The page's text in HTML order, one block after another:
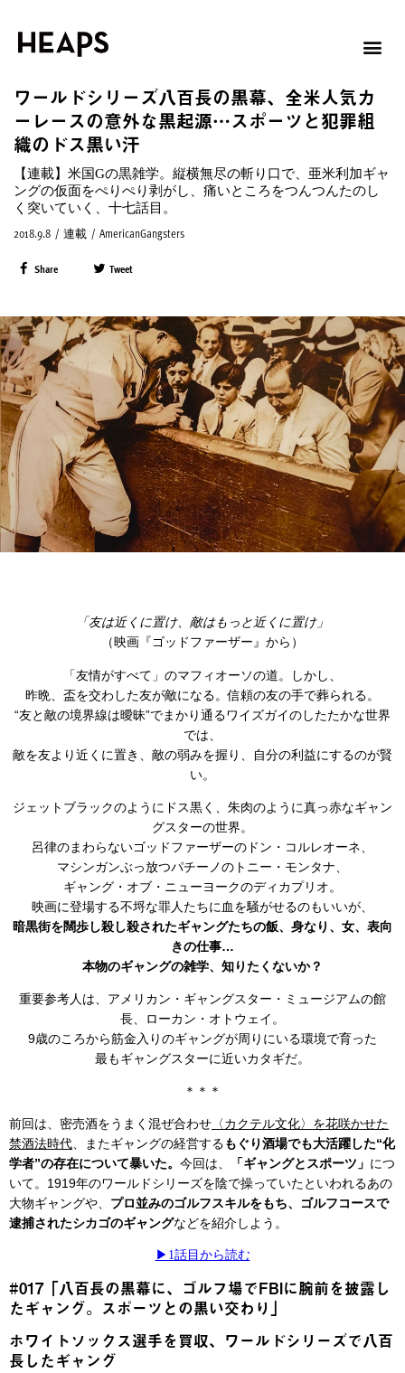
ワールドシリーズ八百長の黒幕、全米人気カ
ーレースの意外な黒起源…スポーツと犯罪組
織のドス黒い汗
【連載】米国Gの黒雑学。縦横無尽の斬り口で、亜米利加ギャ
ングの仮面をぺりぺり剥がし、痛いところをつんつんたのし
く突いていく、十七話目。
2018.9.8 / 連載 / AmericanGangsters
Share Tweet
「友は近くに置け、敵はもっと近くに置け」
（映画『ゴッドファーザー』から）
「友情がすべて」のマフィオーソの道。しかし、
昨晩、盃を交わした友が敵になる。信頼の友の手で葬られる。
“友と敵の境界線は曖昧”でまかり通るワイズガイのしたたかな世界
では、
敵を友より近くに置き、敵の弱みを握り、自分の利益にするのが賢
い。
ジェットブラックのようにドス黒く、朱肉のように真っ赤なギャン
グスターの世界。
呂律のまわらないゴッドファーザーのドン・コルレオーネ、
マシンガンぶっ放つパチーノのトニー・モンタナ、
ギャング・オブ・ニューヨークのディカプリオ。
映画に登場する不埒な罪人たちに血を騒がせるのもいいが、
暗黒街を闊歩し殺し殺されたギャングたちの飯、身なり、女、表向
きの仕事…
本物のギャングの雑学、知りたくないか？
重要参考人は、アメリカン・ギャングスター・ミュージアムの館
長、ローカン・オトウェイ。
9歳のころから筋金入りのギャングが周りにいる環境で育った
最もギャングスターに近いカタギだ。
＊＊＊
前回は、密売酒をうまく混ぜ合わせ 〈カクテル文化〉を花咲かせた
禁酒法時代 、またギャングの経営するもぐり酒場でも大活躍した“化
学者”の存在について暴いた。 今回は、 「ギャングとスポーツ」 につ
いて。1919年のワールドシリーズを陰で操っていたといわれるあの
大物ギャングや、 プロ並みのゴルフスキルをもち、ゴルフコースで
逮捕されたシカゴのギャングなどを紹介しよう。
▶︎1話目から読む
#017「八百長の黒幕に、ゴルフ場でFBIに腕前を披露し
たギャング。スポーツとの黒い交わり」
ホワイトソックス選手を買収、ワールドシリーズで八百
長したギャング